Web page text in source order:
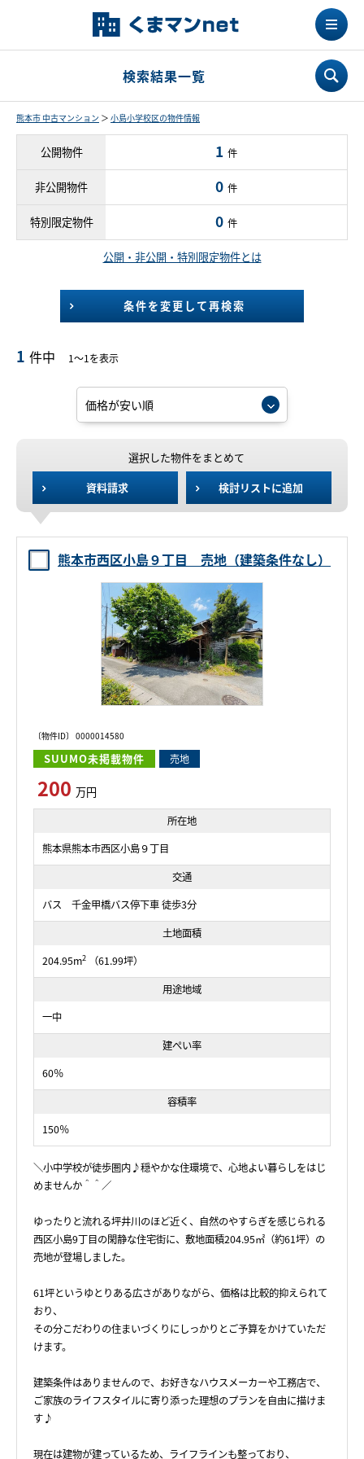
検索結果一覧
熊本市 中古マンション ＞ 小島小学校区の物件情報
公開物件 1 件
非公開物件 0 件
特別限定物件 0 件
公開・非公開・特別限定物件とは
条件を変更して再検索
1 件中 1～1を表示
選択した物件をまとめて
資料請求
検討リストに追加
熊本市西区小島９丁目 売地（建築条件なし）
〔物件ID〕 0000014580
SUUMO未掲載物件 売地
200 万円
所在地
熊本県熊本市西区小島９丁目
交通
バス 千金甲橋バス停下車 徒歩3分
土地面積
204.95m2
（61.99坪）
用途地域
一中
建ぺい率
60％
容積率
150％
＼小中学校が徒歩圏内♪穏やかな住環境で、心地よい暮らしをはじ
めませんか＾＾／
ゆったりと流れる坪井川のほど近く、自然のやすらぎを感じられる
西区小島9丁目の閑静な住宅街に、敷地面積204.95㎡（約61坪）の
売地が登場しました。
61坪というゆとりある広さがありながら、価格は比較的抑えられて
おり、
その分こだわりの住まいづくりにしっかりとご予算をかけていただ
けます。
建築条件はありませんので、お好きなハウスメーカーや工務店で、
ご家族のライフスタイルに寄り添った理想のプランを自由に描けま
す♪
現在は建物が建っているため、ライフラインも整っており、